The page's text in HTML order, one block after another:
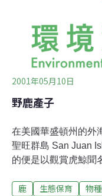
有人把這些鹿從
議。但部分專家警告
2001年05月10日
野鹿產子
在美國華盛頓州的外
聖旺群島 San Juan
的便是以觀賞虎鯨聞
假旅館。 在這座旅
鹿 生態保育 物